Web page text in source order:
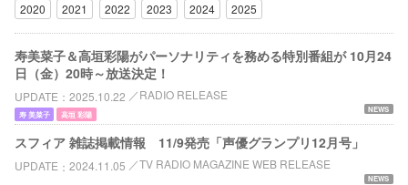
2020
2021 2022 2023 2024 2025
寿美菜子＆高垣彩陽がパーソナリティを務める特別番組が 10月24
日（金）20時～放送決定！
UPDATE 2025.10.22 RADIO RELEASE
NEWS
寿 美菜子 高垣 彩陽
スフィア 雑誌掲載情報 11/9発売「声優グランプリ12月号」
UPDATE 2024.11.05 TV RADIO MAGAZINE WEB RELEASE
NEWS